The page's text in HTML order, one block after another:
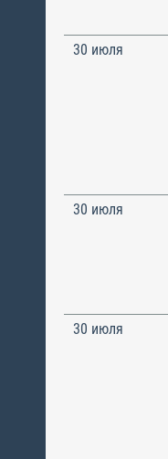
30 июля
30 июля
30 июля